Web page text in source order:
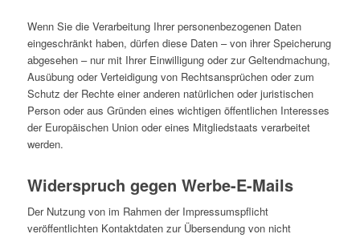
Wenn Sie die Verarbeitung Ihrer personenbezogenen Daten
eingeschränkt haben, dürfen diese Daten – von ihrer Speicherung
abgesehen – nur mit Ihrer Einwilligung oder zur Geltendmachung,
Ausübung oder Verteidigung von Rechtsansprüchen oder zum
Schutz der Rechte einer anderen natürlichen oder juristischen
Person oder aus Gründen eines wichtigen öffentlichen Interesses
der Europäischen Union oder eines Mitgliedstaats verarbeitet
werden.
Widerspruch gegen Werbe-E-Mails
Der Nutzung von im Rahmen der Impressumspflicht
veröffentlichten Kontaktdaten zur Übersendung von nicht